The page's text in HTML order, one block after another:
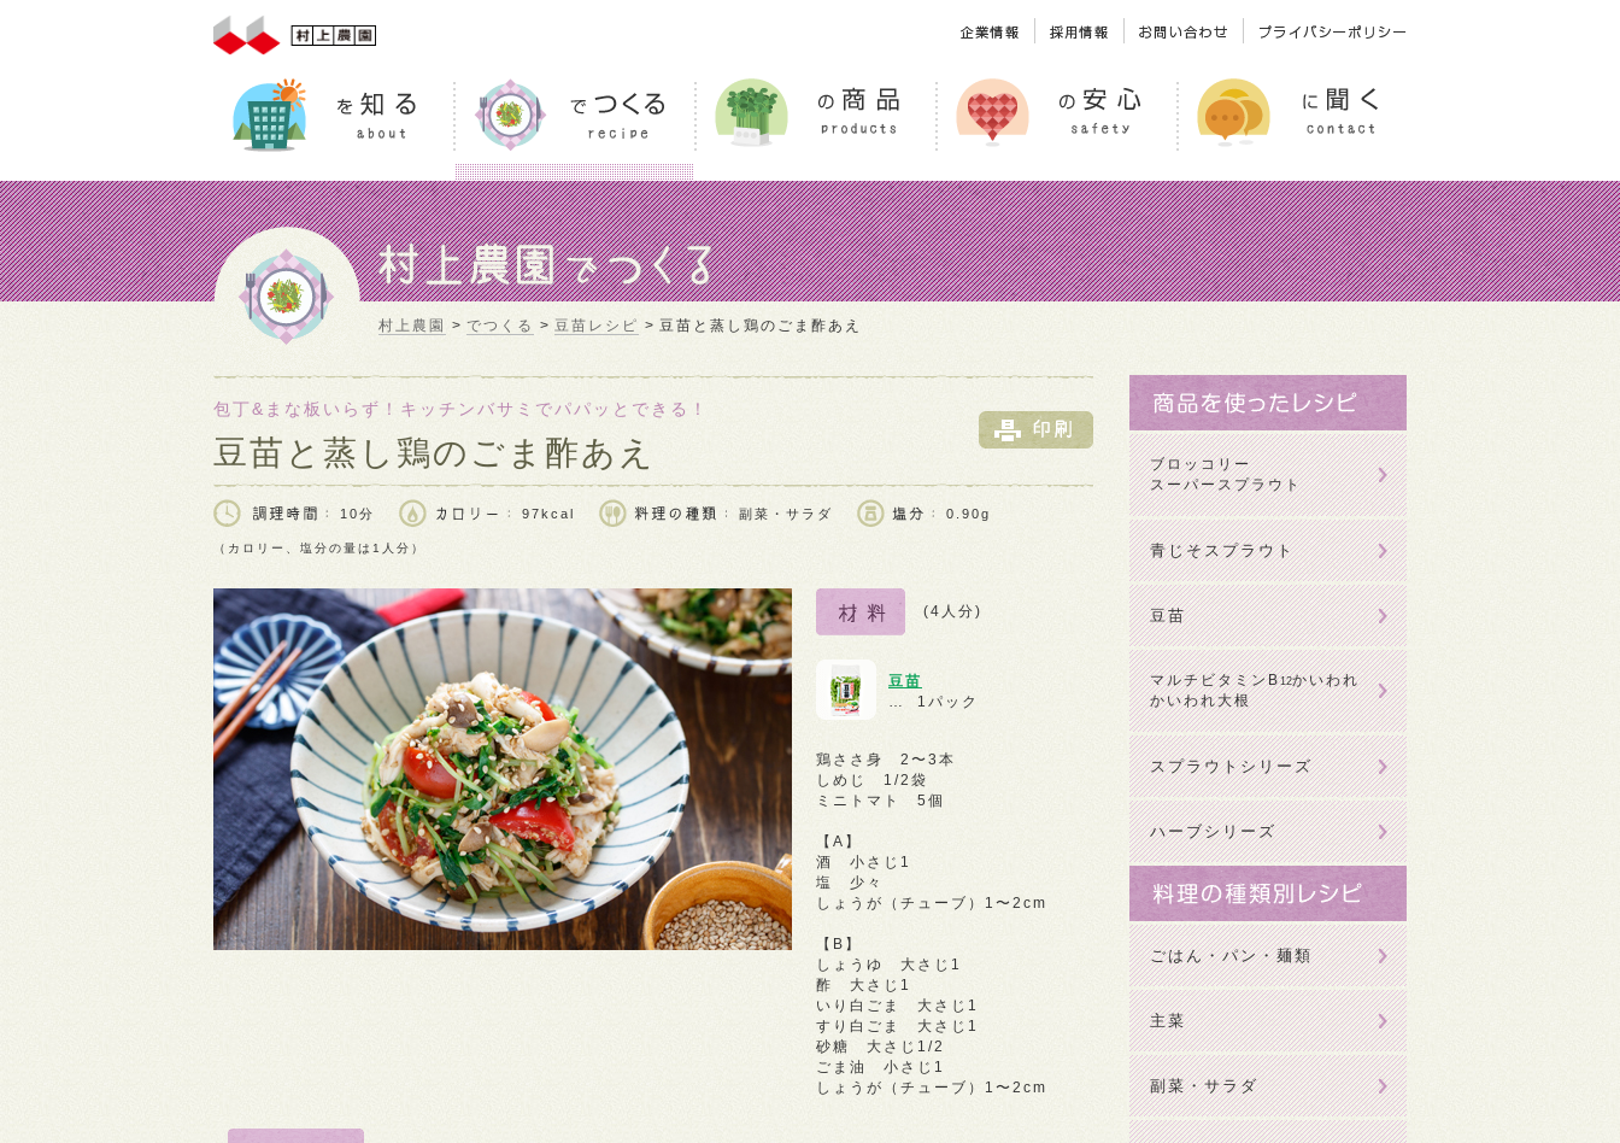
村上農園 でつくる 豆苗レシピ 豆苗と蒸し鶏のごま酢あえ
包丁&まな板いらず！キッチンバサミでパパッとできる！
豆苗と蒸し鶏のごま酢あえ
10分 97kcal 副菜・サラダ 0.90g
（カロリー、塩分の量は1人分）
(4人分)
豆苗
… 1パック
鶏ささ身 2〜3本
しめじ 1/2袋
ミニトマト 5個
【A】
酒 小さじ1
塩 少々
しょうが（チューブ）1〜2cm
【B】
しょうゆ 大さじ1
酢 大さじ1
いり白ごま 大さじ1
すり白ごま 大さじ1
砂糖 大さじ1/2
ごま油 小さじ1
しょうが（チューブ）1〜2cm
ブロッコリー
スーパースプラウト
青じそスプラウト
豆苗
マルチビタミンB12かいわれ
かいわれ大根
スプラウトシリーズ
ハーブシリーズ
ごはん・パン・麺類
主菜
副菜・サラダ